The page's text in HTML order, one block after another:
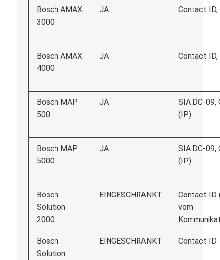
Bosch AMAX
3000
JA Contact ID,
Bosch AMAX
4000
JA Contact ID,
Bosch MAP
500
JA
SIA DC-09,
(IP)
Bosch MAP
5000
JA
SIA DC-09,
(IP)
Bosch
Solution
2000
EINGESCHRÄNKT
Contact ID
vom
Bosch
Solution
EINGESCHRÄNKT Contact ID